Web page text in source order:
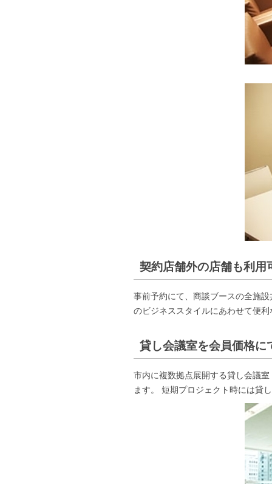
契約店舗外の店舗も利用
事前予約にて、商談ブースの全施
のビジネススタイルにあわせて便
貸し会議室を会員価格に
市内に複数拠点展開する貸し会議
ます。 短期プロジェクト時には貸